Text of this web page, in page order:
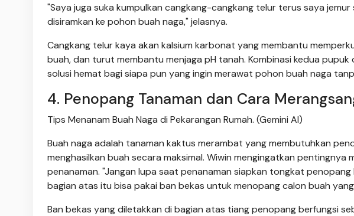
"Saya juga suka kumpulkan cangkang-cangkang telur terus saya
disiramkan ke pohon buah naga," jelasnya.
Cangkang telur kaya akan kalsium karbonat yang membantu
buah, dan turut membantu menjaga pH tanah. Kombinasi kedua
solusi hemat bagi siapa pun yang ingin merawat pohon buah naga
4. Penopang Tanaman dan Cara
Tips Menanam Buah Naga di Pekarangan Rumah. (Gemini AI)
Buah naga adalah tanaman kaktus merambat yang membutuhkan
menghasilkan buah secara maksimal. Wiwin mengingatkan
penanaman. "Jangan lupa saat penanaman siapkan tongkat
bagian atas itu bisa pakai ban bekas untuk menopang calon buah
Ban bekas yang diletakkan di bagian atas tiang penopang berfungsi